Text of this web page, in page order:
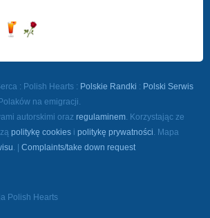
: Polish Hearts : Polskie Randki : Polski Serwis
na emigracji.
autorskimi oraz regulaminem. Korzystając ze
politykę cookies i politykę prywatności. Mapa
. | Complaints/take down request
Polish Hearts